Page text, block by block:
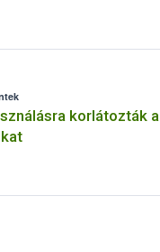
korlátozták a